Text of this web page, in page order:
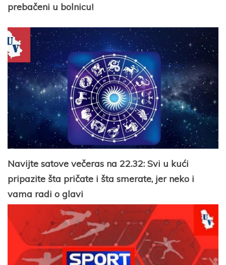
prebačeni u bolnicu!
Navijte satove večeras na 22.32: Svi u kući
pripazite šta pričate i šta smerate, jer neko i
vama radi o glavi